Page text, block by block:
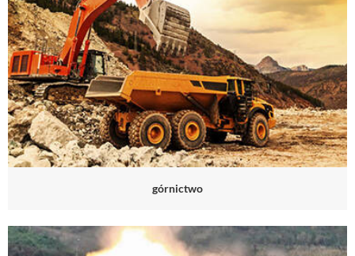
górnictwo